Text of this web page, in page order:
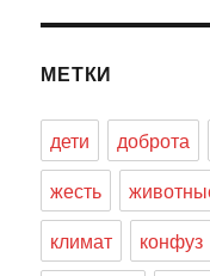
МЕТКИ
дети доброта
жесть
климат
конфуз